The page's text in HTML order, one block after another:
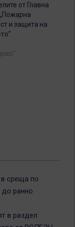
от Главна
и защита на
в среща по
до ранно
в раздел